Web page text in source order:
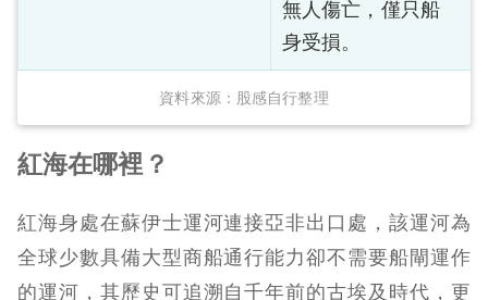
資料來源：股感自行整理
無人傷亡，僅只船
身受損。
紅海在哪裡？
紅海身處在蘇伊士運河連接亞非出口處，該運河為
全球少數具備大型商船通行能力卻不需要船閘運作
的運河，其歷史可追溯自千年前的古埃及時代，更